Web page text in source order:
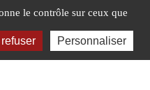
menu
le contrôle sur ceux que
Personnaliser